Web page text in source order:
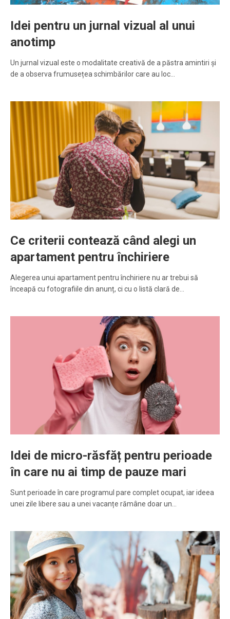
Idei pentru un jurnal vizual al unui
anotimp
Un jurnal vizual este o modalitate creativă de a păstra amintiri și
de a observa frumusețea schimbărilor care au loc…
Ce criterii contează când alegi un
apartament pentru închiriere
Alegerea unui apartament pentru închiriere nu ar trebui să
înceapă cu fotografiile din anunț, ci cu o listă clară de…
Idei de micro-răsfăț pentru perioade
în care nu ai timp de pauze mari
Sunt perioade în care programul pare complet ocupat, iar ideea
unei zile libere sau a unei vacanțe rămâne doar un…